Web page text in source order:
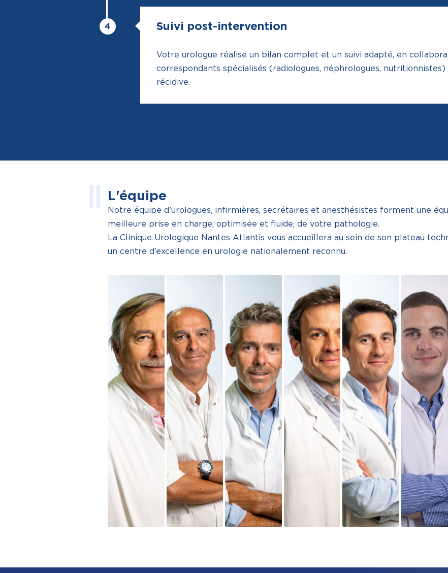
Suivi post-intervention
Votre urologue réalise un bilan complet et un suivi adapté, en
correspondants spécialisés (radiologues, néphrologues, nutritionnistes)
récidive.
L'équipe
Notre équipe d’urologues, infirmières, secrétaires et anesthésistes forment une
meilleure prise en charge, optimisée et fluide, de votre pathologie.
La Clinique Urologique Nantes Atlantis vous accueillera au sein de son plateau
un centre d’excellence en urologie nationalement reconnu.